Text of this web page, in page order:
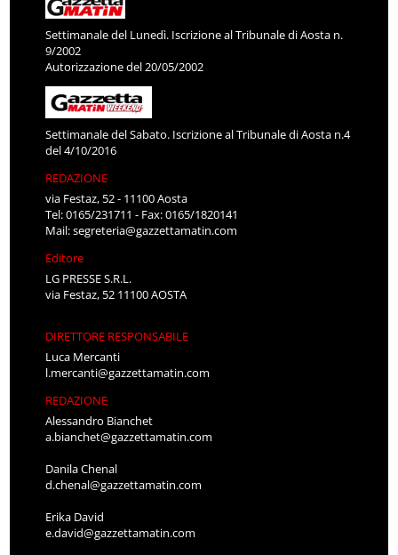
Settimanale del Lunedì. Iscrizione al Tribunale di Aosta n.
9/2002
Autorizzazione del 20/05/2002
Settimanale del Sabato. Iscrizione al Tribunale di Aosta n.4
del 4/10/2016
REDAZIONE
via Festaz, 52 - 11100 Aosta
Tel: 0165/231711 - Fax: 0165/1820141
Mail:segreteria@gazzettamatin.com
Editore
LG PRESSE S.R.L.
via Festaz, 52 11100 AOSTA
DIRETTORE RESPONSABILE
Luca Mercanti
l.mercanti@gazzettamatin.com
REDAZIONE
Alessandro Bianchet
a.bianchet@gazzettamatin.com
Danila Chenal
d.chenal@gazzettamatin.com
Erika David
e.david@gazzettamatin.com